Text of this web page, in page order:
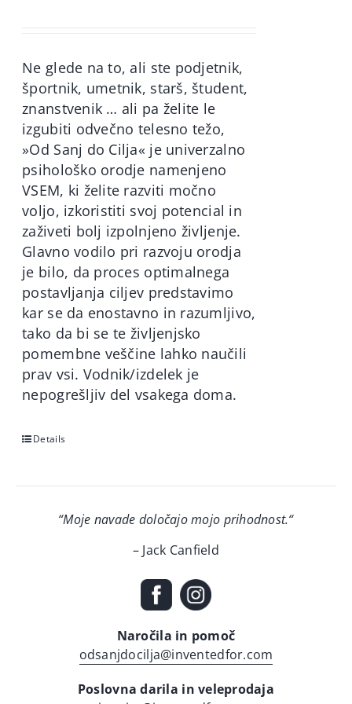
Ne glede na to, ali ste podjetnik,
športnik, umetnik, starš, študent,
znanstvenik … ali pa želite le
izgubiti odvečno telesno težo,
»Od Sanj do Cilja« je univerzalno
psihološko orodje namenjeno
VSEM, ki želite razviti močno
voljo, izkoristiti svoj potencial in
zaživeti bolj izpolnjeno življenje.
Glavno vodilo pri razvoju orodja
je bilo, da proces optimalnega
postavljanja ciljev predstavimo
kar se da enostavno in razumljivo,
tako da bi se te življenjsko
pomembne veščine lahko naučili
prav vsi. Vodnik/izdelek je
nepogrešljiv del vsakega doma.
Details
“Moje navade določajo mojo prihodnost.“
– Jack Canfield
Naročila in pomoč
odsanjdocilja@inventedfor.com
Poslovna darila in veleprodaja